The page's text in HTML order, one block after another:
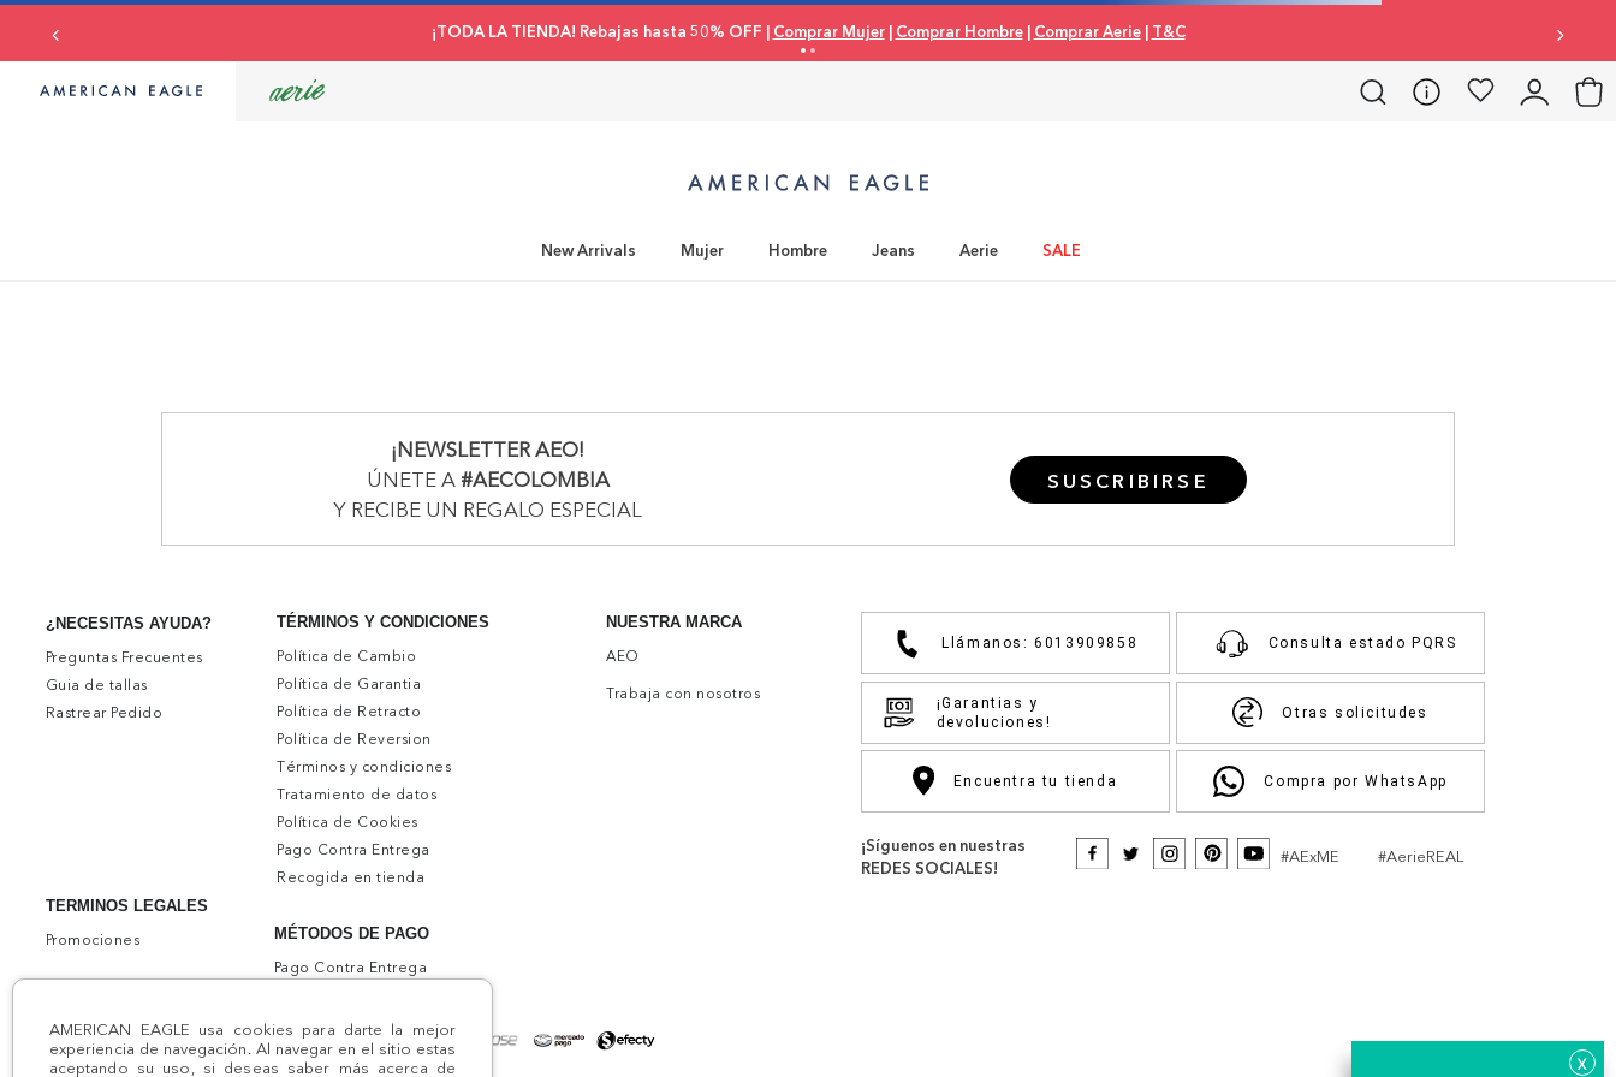
AMERICAN EAGLE usa cookies para darte la mejor
experiencia de navegación. Al navegar en el sitio estas
aceptando su uso, si deseas saber más acerca de
¡TODA LA TIENDA! Rebajas hasta 50% OFF | Comprar Mujer| Comprar Hombre| Comprar Aerie| T&C
New Arrivals Mujer Hombre Jeans Aerie SALE
x
¡NEWSLETTER AEO!
ÚNETE A #AECOLOMBIA
Y RECIBE UN REGALO ESPECIAL
SUSCRIBIRSE
¿NECESITAS AYUDA?
Preguntas Frecuentes
Guia de tallas
Rastrear Pedido
TERMINOS LEGALES
Promociones
TÉRMINOS Y CONDICIONES
Política de Cambio
Política de Garantia
Política de Retracto
Política de Reversion
Términos y condiciones
Tratamiento de datos
Política de Cookies
Pago Contra Entrega
Recogida en tienda
NUESTRA MARCA
AEO
Trabaja con nosotros
MÉTODOS DE PAGO
Pago Contra Entrega
Llámanos: 6013909858 Consulta estado PQRS
¡Garantias y
devoluciones!
Otras solicitudes
Encuentra tu tienda Compra por WhatsApp
¡Síguenos en nuestras
REDES SOCIALES!
#AExME #AerieREAL